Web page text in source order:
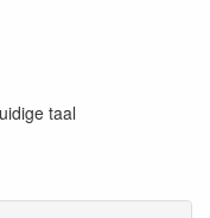
taal